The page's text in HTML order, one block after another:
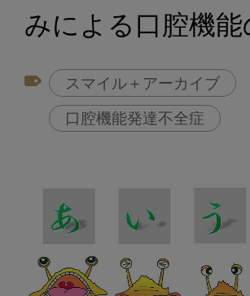
みによる口腔機能
スマイル＋アーカイブ
口腔機能発達不全症